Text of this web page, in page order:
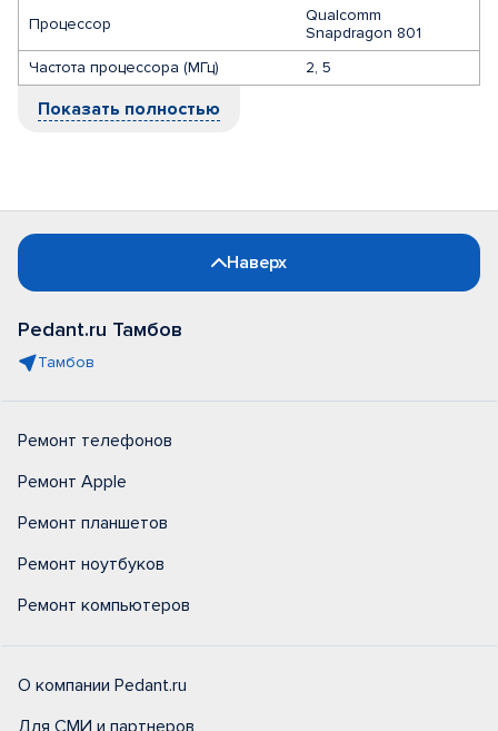
Процессор
Qualcomm
Snapdragon 801
Частота процессора (МГц)
2, 5
Показать полностью
Наверх
Pedant.ru Тамбов
Тамбов
Ремонт телефонов
Ремонт Apple
Ремонт планшетов
Ремонт ноутбуков
Ремонт компьютеров
О компании Pedant.ru
Для СМИ и партнеров